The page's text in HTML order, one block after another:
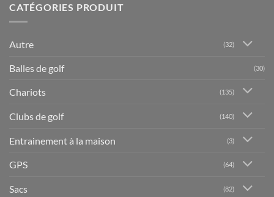
CATÉGORIES PRODUIT
Autre (32)
Balles de golf (30)
Chariots (135)
Clubs de golf (140)
Entrainement à la maison (3)
GPS (64)
Sacs (82)